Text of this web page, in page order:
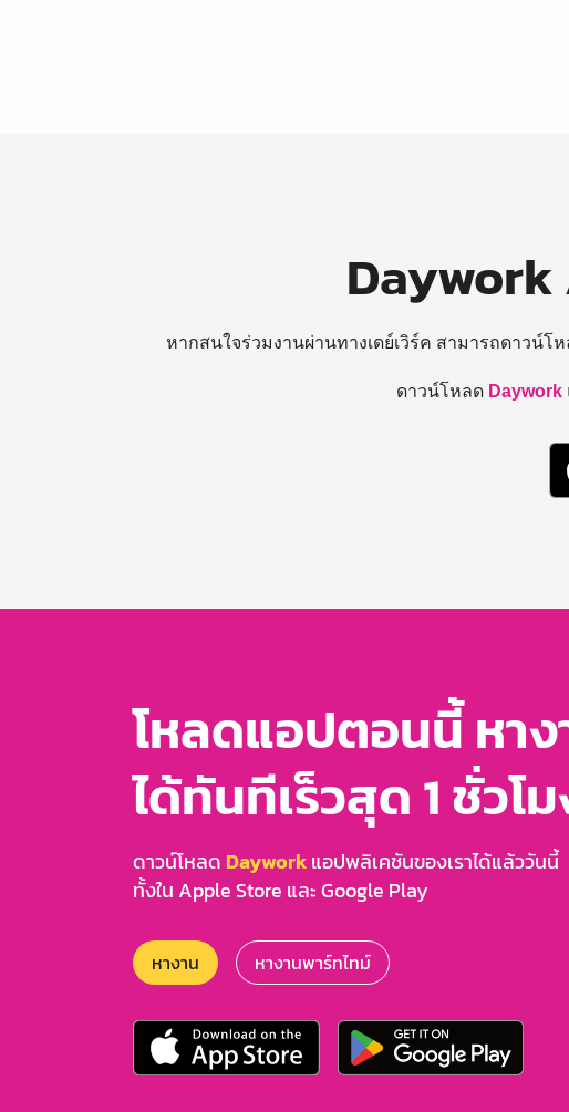
หากสนใจร่วมงานผ่านทางเดย์เวิร์ค สามารถดาวน์โ
ดาวน์โหลด Daywork
โหลดแอปตอนนี้ หาง
ได้ทันทีเร็วสุด 1 ชั่วโ
ดาวน์โหลด Dayworkแอปพลิเคชันของเราได้แล้ววันนี้
ทั้งใน Apple Store และ Google Play
หางาน หางานพาร์ทไทม์